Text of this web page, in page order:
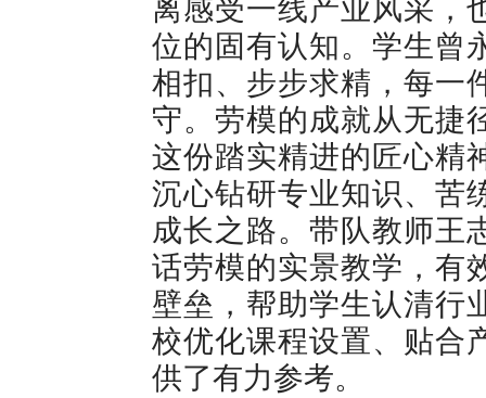
位的固有认知。学生曾
相扣、步步求精，每一
守。劳模的成就从无捷
这份踏实精进的匠心精
沉心钻研专业知识、苦
成长之路。带队教师王
话劳模的实景教学，有
壁垒，帮助学生认清行
校优化课程设置、贴合
供了有力参考。